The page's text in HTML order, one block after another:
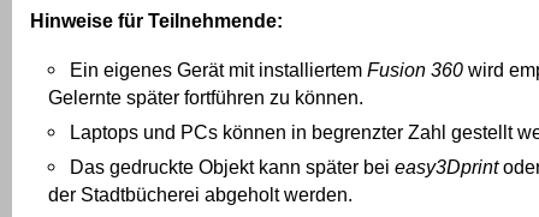
Hinweise für Teilnehmende:
Ein eigenes Gerät mit installiertem Fusion 360 wird
Gelernte später fortführen zu können.
Laptops und PCs können in begrenzter Zahl gestellt
Das gedruckte Objekt kann später bei easy3Dprint
der Stadtbücherei abgeholt werden.